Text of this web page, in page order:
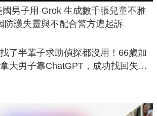
男子用 Grok 生成數千張兒童不雅
防護失靈與不配合警方遭起訴
找了半輩子求助偵探都沒用！66歲加
拿大男子靠ChatGPT，成功找回失散